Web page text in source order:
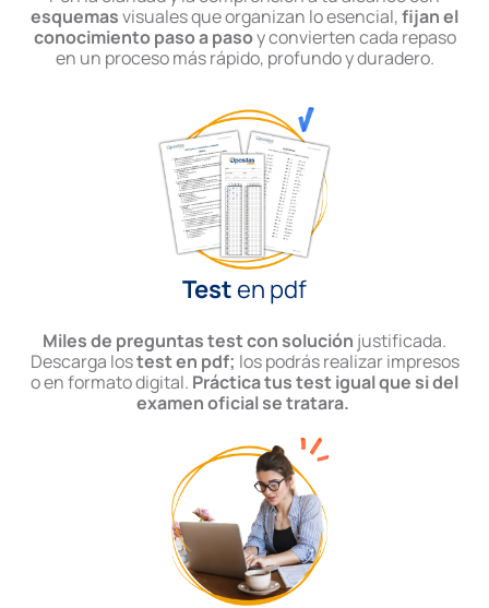
esquemasvisuales que organizan lo esencial,fijan el
conocimiento paso a pasoy convierten cada repaso
en un proceso más rápido, profundo y duradero.
Test en pdf
Miles de preguntas test con solución justificada.
Descarga lostest en pdf; los podrás realizar impresos
o en formato digital. Práctica tus test igual que si del
examen oficial se tratara.